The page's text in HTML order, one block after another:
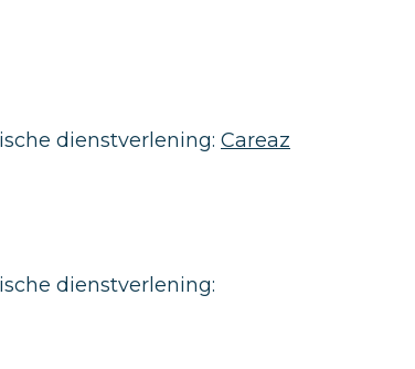
dienstverlening: Careaz
dienstverlening: